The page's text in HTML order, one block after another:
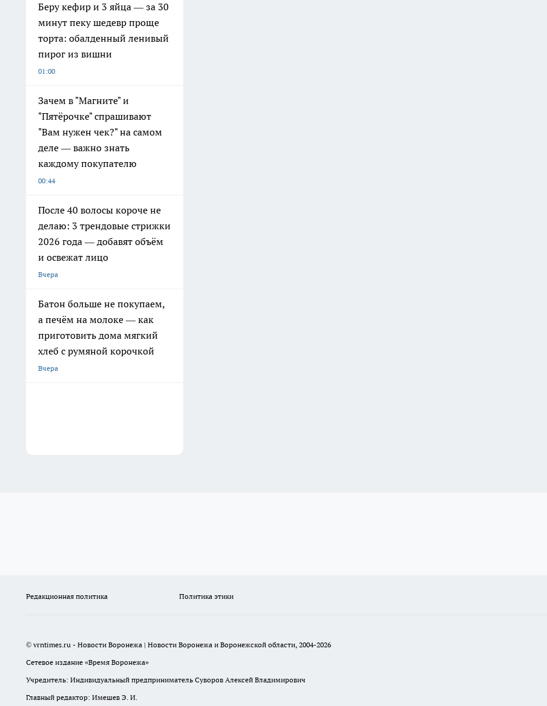
Беру кефир и 3 яйца — за 30
минут пеку шедевр проще
торта: обалденный ленивый
пирог из вишни
01:00
Зачем в "Магните" и
"Пятёрочке" спрашивают
"Вам нужен чек?" на самом
деле — важно знать
каждому покупателю
00:44
После 40 волосы короче не
делаю: 3 трендовые стрижки
2026 года — добавят объём
и освежат лицо
Вчера
Батон больше не покупаем,
а печём на молоке — как
приготовить дома мягкий
хлеб с румяной корочкой
Вчера
Редакционная политика Политика этики
© vrntimes.ru - Новости Воронежа | Новости Воронежа и Воронежской области, 2004-2026
Сетевое издание «Время Воронежа»
Учредитель: Индивидуальный предприниматель Суворов Алексей Владимирович
Главный редактор: Имешев Э. И.